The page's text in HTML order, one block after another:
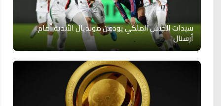
سيدات الجيش الملكي يودعن مونديال الأندية أمام
أرسنال